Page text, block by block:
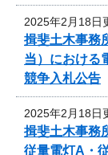
2025年2月18日
揖斐土木事務
当）における
競争入札公告
2025年2月18日
揖斐土木事務
従量電灯A・